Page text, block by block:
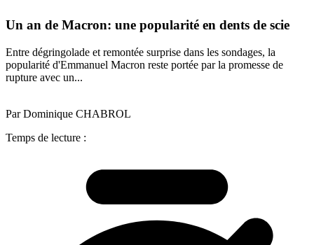
Un an de Macron: une popularité en dents de scie
Entre dégringolade et remontée surprise dans les sondages, la
popularité d'Emmanuel Macron reste portée par la promesse de
rupture avec un...
Par Dominique CHABROL
Temps de lecture :